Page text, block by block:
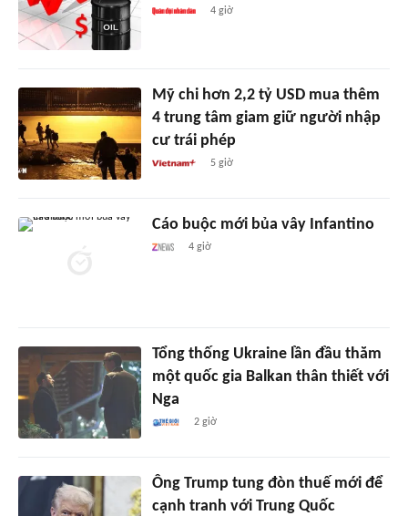
4 giờ
Mỹ chi hơn 2,2 tỷ USD mua thêm
4 trung tâm giam giữ người nhập
cư trái phép
5 giờ
Cáo buộc mới bủa vây Infantino
4 giờ
Tổng thống Ukraine lần đầu thăm
một quốc gia Balkan thân thiết với
Nga
2 giờ
Ông Trump tung đòn thuế mới để
cạnh tranh với Trung Quốc